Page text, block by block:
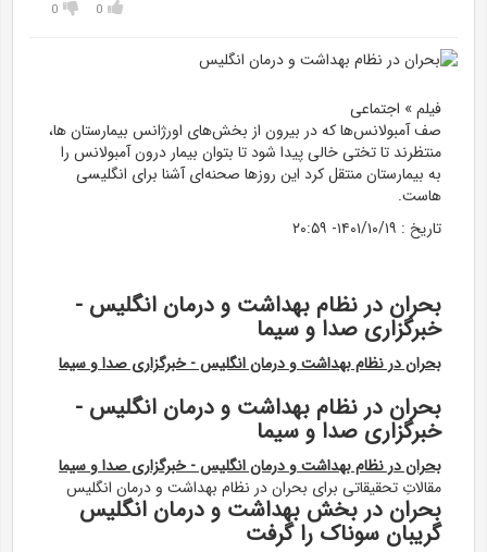
0
0
فیلم » اجتماعی
صف آمبولانس‌ها که در بیرون از بخش‌های اورژانس بیمارستان ها،
منتظرند تا تختی خالی پیدا شود تا بتوان بیمار درون آمبولانس را
به بیمارستان منتقل کرد این روز‌ها صحنه‌ای آشنا برای انگلیسی
هاست.
تاریخ : ۱۴۰۱/۱۰/۱۹- ۲۰:۵۹
بحران در نظام بهداشت و درمان انگلیس -
خبرگزاری صدا و سیما
بحران در نظام بهداشت و درمان انگلیس - خبرگزاری صدا و سیما
بحران در نظام بهداشت و درمان انگلیس -
خبرگزاری صدا و سیما
بحران در نظام بهداشت و درمان انگلیس - خبرگزاری صدا و سیما
مقالاتِ تحقیقاتی برای بحران در نظام بهداشت و درمان انگلیس
بحران در بخش بهداشت و درمان انگلیس
گریبان سوناک را گرفت